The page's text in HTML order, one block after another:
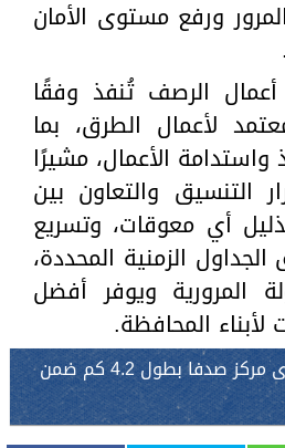
ورفع مستوى الأمان
الرصف تُنفذ وفقًا
لأعمال الطرق، بما
الأعمال، مشيرًا
التنسيق والتعاون بين
أي معوقات، وتسريع
الزمنية المحددة،
المرورية ويوفر أفضل
المحافظة.
أسيوط رصف طرق بقرى مركز صدفا بطول 4.2 كم ضمن